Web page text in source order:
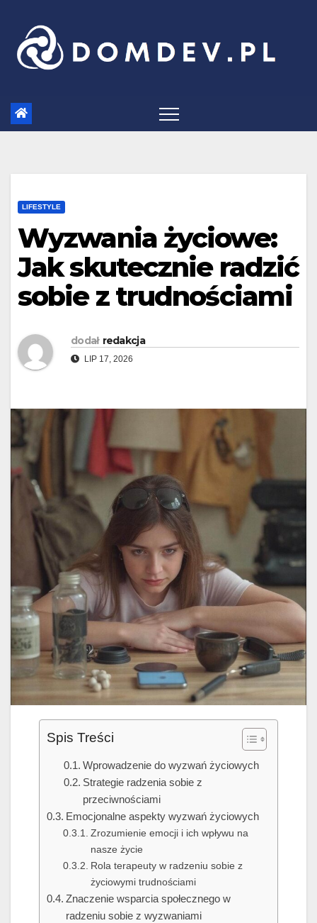
content
LIFESTYLE
Wyzwania życiowe:
Jak skutecznie radzić
sobie z trudnościami
dodał redakcja
LIP 17, 2026
Spis Treści
Wprowadzenie do wyzwań życiowych
Strategie radzenia sobie z
przeciwnościami
Emocjonalne aspekty wyzwań życiowych
Zrozumienie emocji i ich wpływu na
nasze życie
Rola terapeuty w radzeniu sobie z
życiowymi trudnościami
Znaczenie wsparcia społecznego w
radzeniu sobie z wyzwaniami